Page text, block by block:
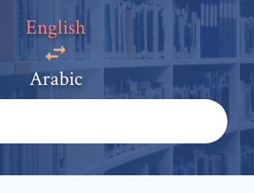
English
Arabic
*